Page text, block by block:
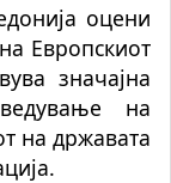
оцени
Европскиот
значајна
на
на државата